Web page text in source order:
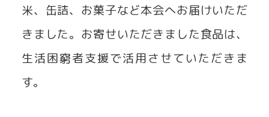
米、缶詰、お菓子など本会へお届けいただ
きました。お寄せいただきました食品は、
生活困窮者支援で活用させていただきま
す。